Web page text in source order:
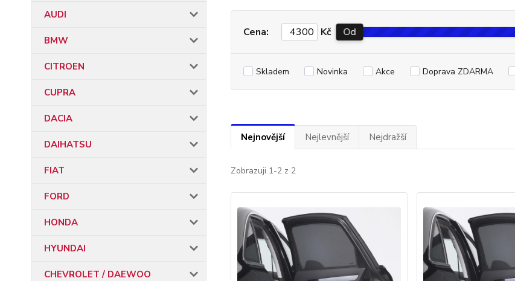
AUDI
BMW
CITROEN
CUPRA
DACIA
DAIHATSU
FIAT
FORD
HONDA
HYUNDAI
CHEVROLET / DAEWOO
Cena: Kč Od
Skladem Novinka Akce Doprava ZDARMA
Nejnovější Nejlevnější Nejdražší
Zobrazuji 1-2 z 2